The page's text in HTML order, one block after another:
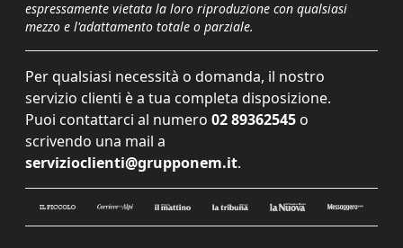
espressamente vietata la loro riproduzione con qualsiasi
mezzo e l'adattamento totale o parziale.
Per qualsiasi necessità o domanda, il nostro
servizio clienti è a tua completa disposizione.
Puoi contattarci al numero 02 89362545 o
scrivendo una mail a
servizioclienti@grupponem.it.